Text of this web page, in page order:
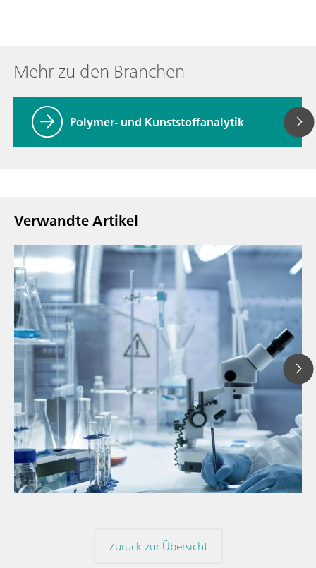
Mehr zu den Branchen
Polymer- und Kunststoffanalytik
Verwandte Artikel
// Blogartikel
// Nahinfrarot-Spektroskopie (NIRS)
// Direktmessung
Zurück zur Übersicht